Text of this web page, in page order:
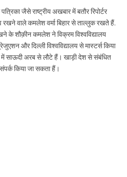
जैसे राष्ट्रीय अखबार में बतौर रिपोर्टर
रखने वाले कमलेश वर्मा बिहार से ताल्लुक रखते हैं.
के शौक़ीन कमलेश ने विक्रम विश्वविद्यालय
और दिल्ली विश्वविद्यालय से मास्टर्स किया
साऊदी अरब से लौटे हैं। खाड़ी देश से संबंधित
किया जा सकता हैं।